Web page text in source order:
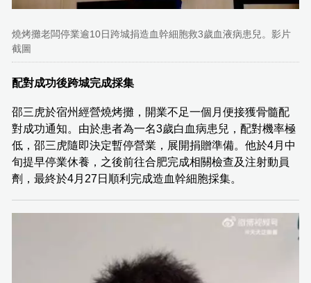
燒烤攤老闆停業逾10日跨城捐造血幹細胞救3歲血液病患兒。影片
截圖
配對成功後跨城完成採集
邵三虎於宿州經營燒烤攤，開業不足一個月便接獲骨髓配
對成功通知。由於患者為一名3歲白血病患兒，配對機率極
低，邵三虎隨即決定暫停營業，展開捐贈準備。他於4月中
旬提早停業休養，之後前往合肥完成相關檢查及注射動員
劑，最終於4月27日順利完成造血幹細胞採集。